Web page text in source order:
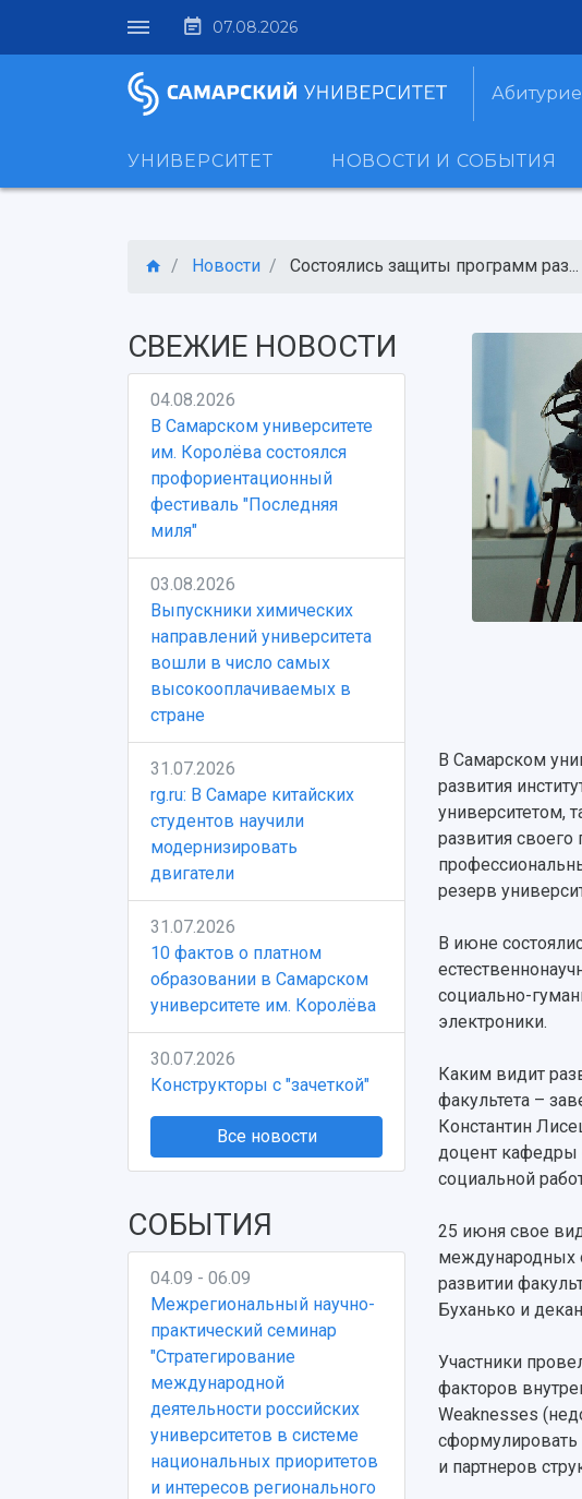
07.08.2026
УНИВЕРСИТЕТ НОВОСТИ И СОБЫТИЯ
Новости Состоялись защиты программ раз...
СВЕЖИЕ НОВОСТИ
04.08.2026
В Самарском университете
им. Королёва состоялся
профориентационный
фестиваль "Последняя
миля"
03.08.2026
Выпускники химических
направлений университета
вошли в число самых
высокооплачиваемых в
стране
31.07.2026
rg.ru: В Самаре китайских
студентов научили
модернизировать
двигатели
31.07.2026
10 фактов о платном
образовании в Самарском
университете им. Королёва
30.07.2026
Конструкторы с "зачеткой"
Все новости
СОБЫТИЯ
04.09 - 06.09
Межрегиональный научно-
практический семинар
"Стратегирование
международной
деятельности российских
университетов в системе
национальных приоритетов
и интересов регионального
В Самарском
развития
университетом,
развития
резерв
В июне
социально-
электроники.
Каким видит
факультета –
Константин
доцент кафедры
социальной
25 июня свое
международных
развитии
Буханько и
Участники
факторов
Weaknesses
и партнеров